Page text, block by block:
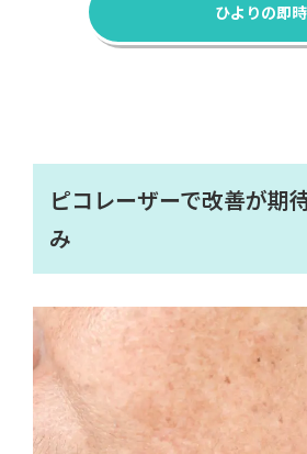
ひよりの即
ピコレーザーで改善が期
み